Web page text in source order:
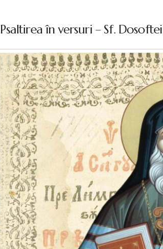
Psaltirea în versuri – Sf. Dosoftei